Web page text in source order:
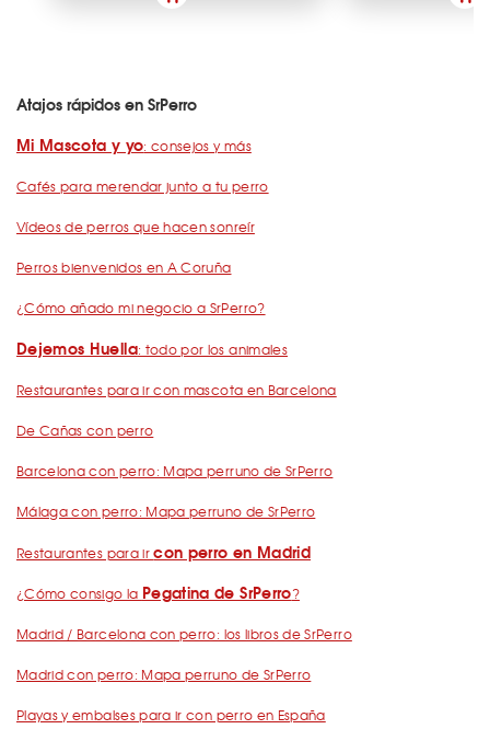
Atajos rápidos en SrPerro
Mi Mascota y yo: consejos y más
Cafés para merendar junto a tu perro
Vídeos de perros que hacen sonreír
Perros bienvenidos en A Coruña
¿Cómo añado mi negocio a SrPerro?
Dejemos Huella: todo por los animales
Restaurantes para ir con mascota en Barcelona
De Cañas con perro
Barcelona con perro: Mapa perruno de SrPerro
Málaga con perro: Mapa perruno de SrPerro
Restaurantes para ircon perro en Madrid
¿Cómo consigo la Pegatina de SrPerro?
Madrid / Barcelona con perro: los libros de SrPerro
Madrid con perro: Mapa perruno de SrPerro
Playas y embalses para ir con perro en España